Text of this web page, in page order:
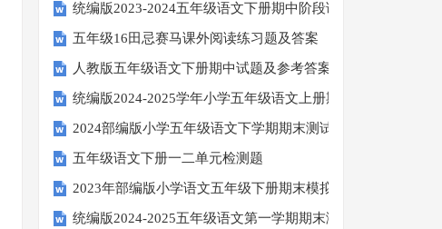
统编版2023-2024五年级语文下册期中阶段调研卷
五年级16田忌赛马课外阅读练习题及答案
人教版五年级语文下册期中试题及参考答案
统编版2024-2025学年小学五年级语文上册期中试卷
2024部编版小学五年级语文下学期期末测试卷
五年级语文下册一二单元检测题
2023年部编版小学语文五年级下册期末模拟题
统编版2024-2025五年级语文第一学期期末测试卷